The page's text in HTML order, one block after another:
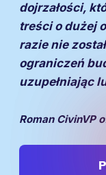
dojrzałości,
treści o dużej
razie nie
ograniczeń
uzupełniając
Roman CivinVP